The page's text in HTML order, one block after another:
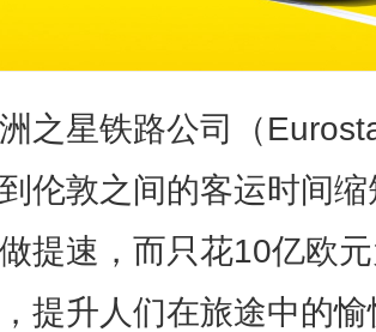
之星铁路公司（
伦敦之间的客运时间
提速，而只花10亿欧
提升人们在旅途中的